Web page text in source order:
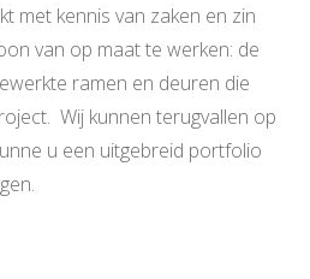
met kennis van zaken en zin
van op maat te werken: de
ramen en deuren die
Wij kunnen terugvallen op
u een uitgebreid portfolio